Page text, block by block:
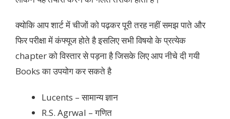
क्योकि आप शार्ट में चीजों को पढ़कर पूरी तरह नहीं समझ पाते और
फिर परीक्षा में कंफ्यूज होते है इसलिए सभी विषयो के प्रत्येक
chapter को विस्तार से पड़ना है जिसके लिए आप नीचे दी गयी
Books का उपयोग कर सकते है
Lucents – सामान्य ज्ञान
R.S. Agrwal – गणित